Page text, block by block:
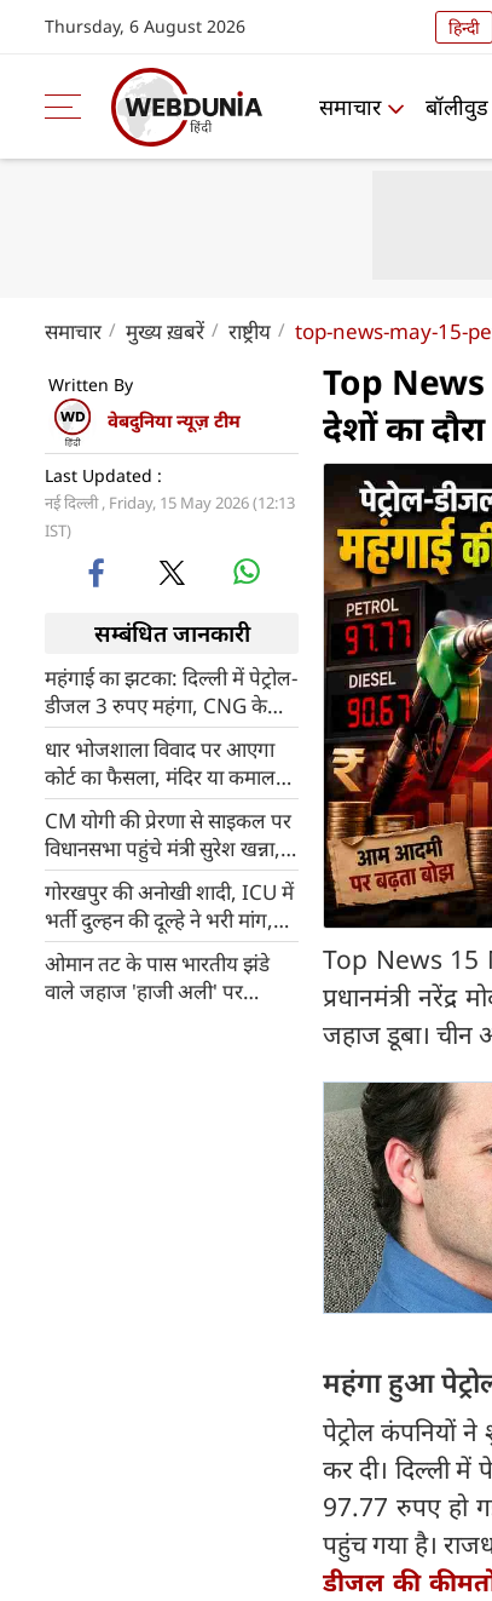
Thursday, 6 August 2026 हिन्दी
समाचार बॉलीवुड
समाचार मुख्य ख़बरें राष्ट्रीय top-news-may-15-
Written By
वेबदुनिया न्यूज़ टीम
Last Updated :
नई दिल्ली , Friday, 15 May 2026 (12:13
IST)
सम्बंधित जानकारी
महंगाई का झटका: दिल्ली में पेट्रोल-
डीजल 3 रुपए महंगा, CNG के
दाम भी बढ़े; जानें नई दरें
धार भोजशाला विवाद पर आएगा
कोर्ट का फैसला, मंदिर या कमाल
मौला मस्जिद, निर्णय पर टिकी
सबकी नजर
CM योगी की प्रेरणा से साइकल पर
विधानसभा पहुंचे मंत्री सुरेश खन्ना,
ईंधन बचत का दिया संदेश, काशी में
दिखा असर
गोरखपुर की अनोखी शादी, ICU में
भर्ती दुल्हन की दूल्हे ने भरी मांग,
रिश्तों और प्यार की पेश की मिसाल
ओमान तट के पास भारतीय झंडे
वाले जहाज 'हाजी अली' पर
Top News
देशों का
Top News 15
प्रधानमंत्री
जहाज डूबा। चीन
महंगा हुआ
पेट्रोल कंपनियों
कर दी। दिल्ली में
97.77 रुपए हो
पहुंच गया है।
डीजल की